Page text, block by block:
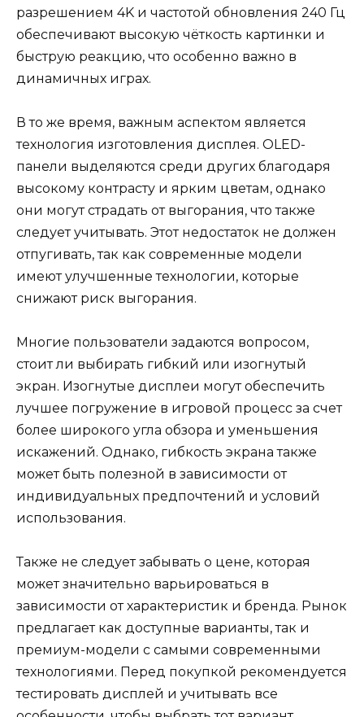
разрешением 4K и частотой обновления 240 Гц
обеспечивают высокую чёткость картинки и
быструю реакцию, что особенно важно в
динамичных играх.
В то же время, важным аспектом является
технология изготовления дисплея. OLED-
панели выделяются среди других благодаря
высокому контрасту и ярким цветам, однако
они могут страдать от выгорания, что также
следует учитывать. Этот недостаток не должен
отпугивать, так как современные модели
имеют улучшенные технологии, которые
снижают риск выгорания.
Многие пользователи задаются вопросом,
стоит ли выбирать гибкий или изогнутый
экран. Изогнутые дисплеи могут обеспечить
лучшее погружение в игровой процесс за счет
более широкого угла обзора и уменьшения
искажений. Однако, гибкость экрана также
может быть полезной в зависимости от
индивидуальных предпочтений и условий
использования.
Также не следует забывать о цене, которая
может значительно варьироваться в
зависимости от характеристик и бренда. Рынок
предлагает как доступные варианты, так и
премиум-модели с самыми современными
технологиями. Перед покупкой рекомендуется
тестировать дисплей и учитывать все